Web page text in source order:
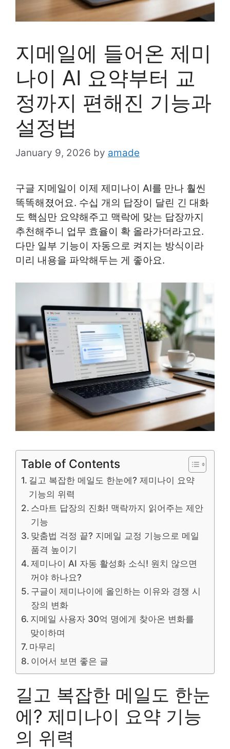
지메일에 들어온 제미
나이 AI 요약부터 교
정까지 편해진 기능과
설정법
January 9, 2026 by amade
구글 지메일이 이제 제미나이 AI를 만나 훨씬
똑똑해졌어요. 수십 개의 답장이 달린 긴 대화
도 핵심만 요약해주고 맥락에 맞는 답장까지
추천해주니 업무 효율이 확 올라가더라고요.
다만 일부 기능이 자동으로 켜지는 방식이라
미리 내용을 파악해두는 게 좋아요.
Table of Contents
길고 복잡한 메일도 한눈에? 제미나이 요약
기능의 위력
스마트 답장의 진화! 맥락까지 읽어주는 제안
기능
맞춤법 걱정 끝? 지메일 교정 기능으로 메일
품격 높이기
제미나이 AI 자동 활성화 소식! 원치 않으면
꺼야 하나요?
구글이 제미나이에 올인하는 이유와 경쟁 시
장의 변화
지메일 사용자 30억 명에게 찾아온 변화를
맞이하며
마무리
이어서 보면 좋은 글
길고 복잡한 메일도 한눈
에? 제미나이 요약 기능
의 위력